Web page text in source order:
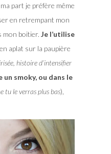
part je préfère même
en retrempant mon
mon boitier. Je l’utilise
aplat sur la paupière
histoire d’intensifier
un smoky, ou dans le
tu le verras plus bas),